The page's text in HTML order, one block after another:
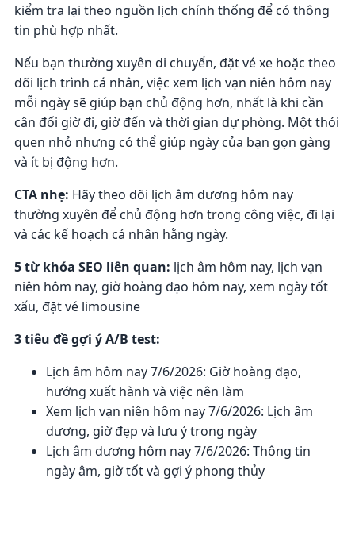
kiểm tra lại theo nguồn lịch chính thống để có thông
tin phù hợp nhất.
Nếu bạn thường xuyên di chuyển, đặt vé xe hoặc theo
dõi lịch trình cá nhân, việc xem lịch vạn niên hôm nay
mỗi ngày sẽ giúp bạn chủ động hơn, nhất là khi cần
cân đối giờ đi, giờ đến và thời gian dự phòng. Một thói
quen nhỏ nhưng có thể giúp ngày của bạn gọn gàng
và ít bị động hơn.
CTA nhẹ: Hãy theo dõi lịch âm dương hôm nay
thường xuyên để chủ động hơn trong công việc, đi lại
và các kế hoạch cá nhân hằng ngày.
5 từ khóa SEO liên quan: lịch âm hôm nay, lịch vạn
niên hôm nay, giờ hoàng đạo hôm nay, xem ngày tốt
xấu, đặt vé limousine
3 tiêu đề gợi ý A/B test:
Lịch âm hôm nay 7/6/2026: Giờ hoàng đạo,
hướng xuất hành và việc nên làm
Xem lịch vạn niên hôm nay 7/6/2026: Lịch âm
dương, giờ đẹp và lưu ý trong ngày
Lịch âm dương hôm nay 7/6/2026: Thông tin
ngày âm, giờ tốt và gợi ý phong thủy